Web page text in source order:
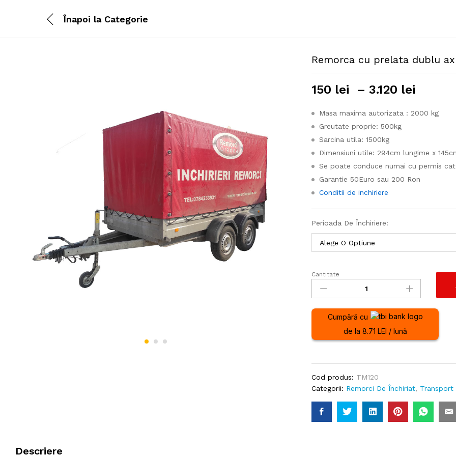
Înapoi laCategorie
Remorca cu prelata dublu
150 lei – 3.120 lei
la
3.120
Masa maxima autorizata : 2000 kg
Greutate proprie: 500kg
Sarcina utila: 1500kg
Dimensiuni utile: 294cm lungime x
Se poate conduce numai cu permis
Garantie 50Euro sau 200 Ron
Conditii de inchiriere
Perioada De Închiriere:
Remorca
prelata
dublu
2000kg
cantitate
Cantitate
Cumpără cu
de la 8.71 LEI / lună
Cod produs: TM120
Categorii: Remorci De Închiriat, Transport
Descriere